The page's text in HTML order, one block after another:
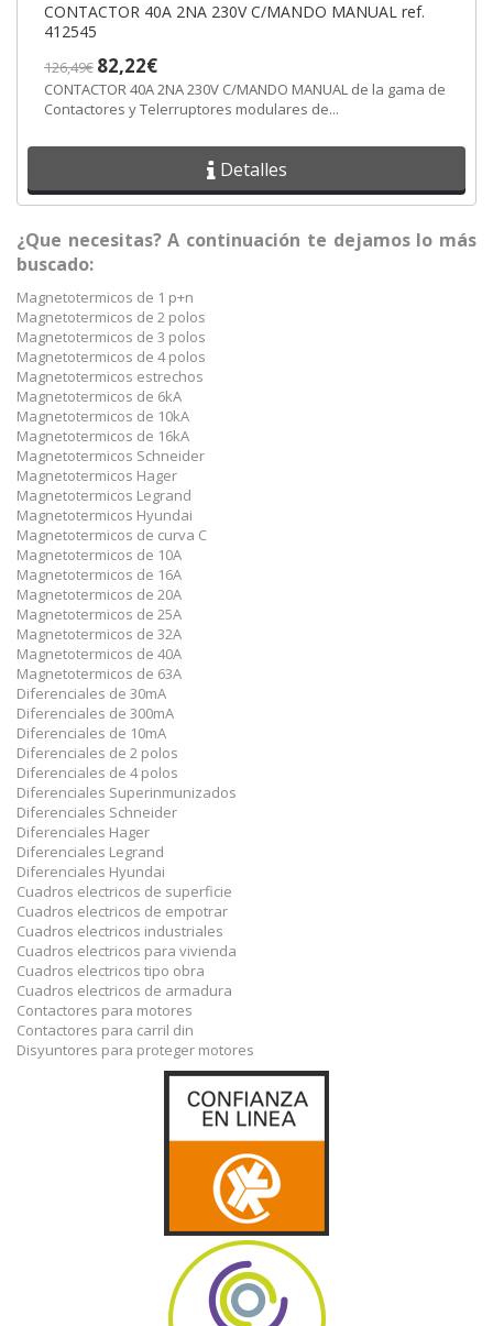
CONTACTOR 40A 2NA 230V C/MANDO MANUAL ref.
412545
126,49€ 82,22€
CONTACTOR 40A 2NA 230V C/MANDO MANUAL de la gama de
Contactores y Telerruptores modulares de...
Detalles
¿Que necesitas? A continuación te dejamos lo más
buscado:
Magnetotermicos de 1 p+n
Magnetotermicos de 2 polos
Magnetotermicos de 3 polos
Magnetotermicos de 4 polos
Magnetotermicos estrechos
Magnetotermicos de 6kA
Magnetotermicos de 10kA
Magnetotermicos de 16kA
Magnetotermicos Schneider
Magnetotermicos Hager
Magnetotermicos Legrand
Magnetotermicos Hyundai
Magnetotermicos de curva C
Magnetotermicos de 10A
Magnetotermicos de 16A
Magnetotermicos de 20A
Magnetotermicos de 25A
Magnetotermicos de 32A
Magnetotermicos de 40A
Magnetotermicos de 63A
Diferenciales de 30mA
Diferenciales de 300mA
Diferenciales de 10mA
Diferenciales de 2 polos
Diferenciales de 4 polos
Diferenciales Superinmunizados
Diferenciales Schneider
Diferenciales Hager
Diferenciales Legrand
Diferenciales Hyundai
Cuadros electricos de superficie
Cuadros electricos de empotrar
Cuadros electricos industriales
Cuadros electricos para vivienda
Cuadros electricos tipo obra
Cuadros electricos de armadura
Contactores para motores
Contactores para carril din
Disyuntores para proteger motores